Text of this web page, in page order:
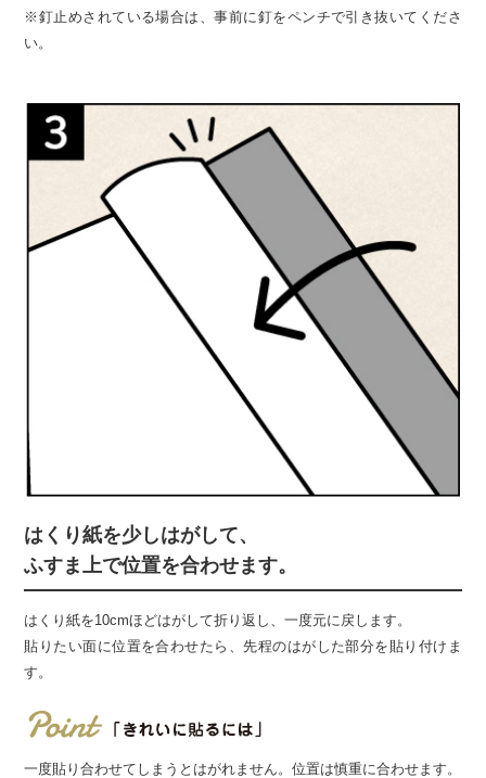
※釘止めされている場合は、事前に釘をペンチで引き抜いてくださ
い。
はくり紙を少しはがして、
ふすま上で位置を合わせます。
はくり紙を10cmほどはがして折り返し、一度元に戻します。
貼りたい面に位置を合わせたら、先程のはがした部分を貼り付けま
す。
一度貼り合わせてしまうとはがれません。位置は慎重に合わせます。